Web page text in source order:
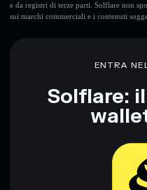
e da registri di terze parti. Solflare non
sui marchi commerciali e i contenuti
ENTRA
Solflare: